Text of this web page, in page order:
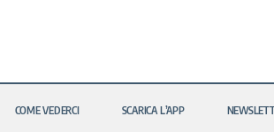
COME VEDERCI SCARICA L’APP